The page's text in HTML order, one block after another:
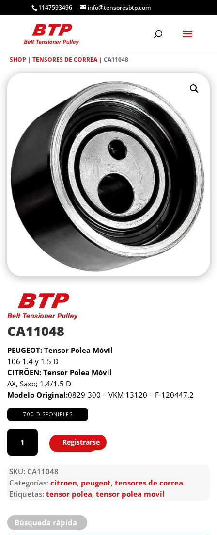
1147593496 info@tensoresbtp.com
SHOP | TENSORES DE CORREA| CA11048
CA11048
PEUGEOT: Tensor Polea Móvil
106 1.4 y 1.5 D
CITRÖEN: Tensor Polea Móvil
AX, Saxo; 1.4/1.5 D
Modelo Original:0829-300 – VKM 13120 – F-120447.2
700 DISPONIBLES
CA11048
cantidad
Agregar
Registrarse
SKU: CA11048
Categorías: citroen, peugeot, tensores de correa
Etiquetas: tensor polea, tensor polea movil
Búsqueda rápida